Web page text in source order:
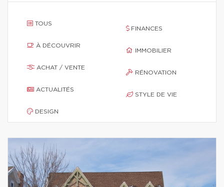
TOUS
À DÉCOUVRIR
ACHAT / VENTE
ACTUALITÉS
DESIGN
FINANCES
IMMOBILIER
RÉNOVATION
STYLE DE VIE